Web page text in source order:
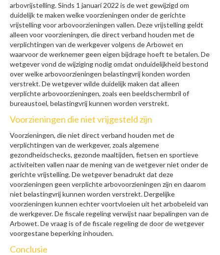
arbovrijstelling. Sinds 1 januari 2022 is de wet gewijzigd om
duidelijk te maken welke voorzieningen onder de gerichte
vrijstelling voor arbovoorzieningen vallen. Deze vrijstelling geldt
alleen voor voorzieningen, die direct verband houden met de
verplichtingen van de werkgever volgens de Arbowet en
waarvoor de werknemer geen eigen bijdrage hoeft te betalen. De
wetgever vond de wijziging nodig omdat onduidelijkheid bestond
over welke arbovoorzieningen belastingvrij konden worden
verstrekt. De wetgever wilde duidelijk maken dat alleen
verplichte arbovoorzieningen, zoals een beeldschermbril of
bureaustoel, belastingvrij kunnen worden verstrekt.
Voorzieningen die niet vrijgesteld zijn
Voorzieningen, die niet direct verband houden met de
verplichtingen van de werkgever, zoals algemene
gezondheidschecks, gezonde maaltijden, fietsen en sportieve
activiteiten vallen naar de mening van de wetgever niet onder de
gerichte vrijstelling. De wetgever benadrukt dat deze
voorzieningen geen verplichte arbovoorzieningen zijn en daarom
niet belastingvrij kunnen worden verstrekt. Dergelijke
voorzieningen kunnen echter voortvloeien uit het arbobeleid van
de werkgever. De fiscale regeling verwijst naar bepalingen van de
Arbowet. De vraag is of de fiscale regeling de door de wetgever
voorgestane beperking inhouden.
Conclusie